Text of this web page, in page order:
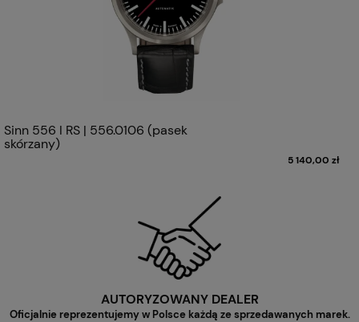
Sinn 556 I RS | 556.0106 (pasek
skórzany)
5 140,00 zł
AUTORYZOWANY DEALER
Oficjalnie reprezentujemy w Polsce każdą ze sprzedawanych marek.